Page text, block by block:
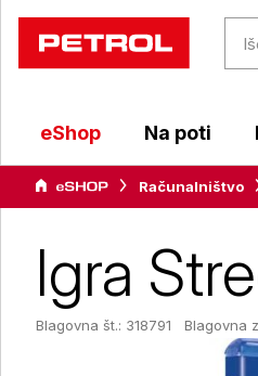
eShop Na poti
Računalništvo
Igra
Blagovna št.: 318791 Blagovna